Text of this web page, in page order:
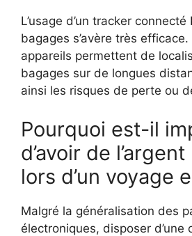
L’usage d’un tracker
bagages s’avère très
appareils permettent de
bagages sur de longues
ainsi les risques de perte ou
Pourquoi est-il
d’avoir de
lors d’un voyage
Malgré la généralisation des
électroniques, disposer d’une